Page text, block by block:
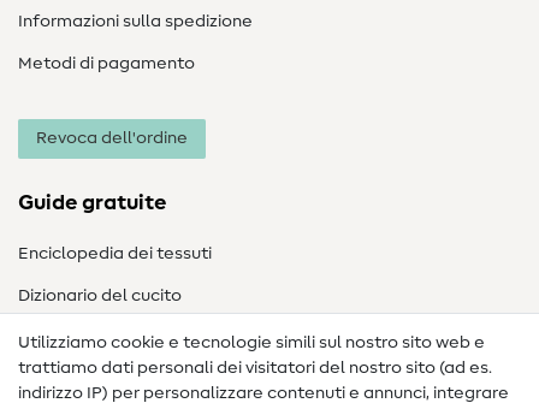
Informazioni sulla spedizione
Metodi di pagamento
Revoca dell'ordine
Guide gratuite
Enciclopedia dei tessuti
Dizionario del cucito
Nähanleitungen
Assistenza e contatto
Utilizziamo cookie e tecnologie simili sul nostro sito web e
trattiamo dati personali dei visitatori del nostro sito (ad es.
indirizzo IP) per personalizzare contenuti e annunci, integrare